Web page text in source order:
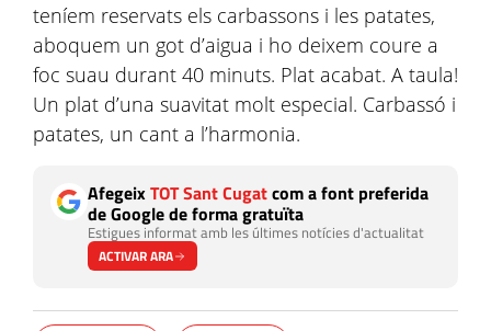
teníem reservats els carbassons i les patates,
aboquem un got d’aigua i ho deixem coure a
foc suau durant 40 minuts. Plat acabat. A taula!
Un plat d’una suavitat molt especial. Carbassó i
patates, un cant a l’harmonia.
AfegeixTOT Sant Cugatcom a font preferida
de Google de forma gratuïta
Estigues informat amb les últimes notícies d'actualitat
ACTIVAR ARA